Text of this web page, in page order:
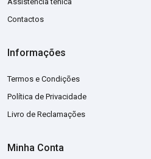
Contactos
Informações
Termos e Condições
Política de Privacidade
Livro de Reclamações
Minha Conta